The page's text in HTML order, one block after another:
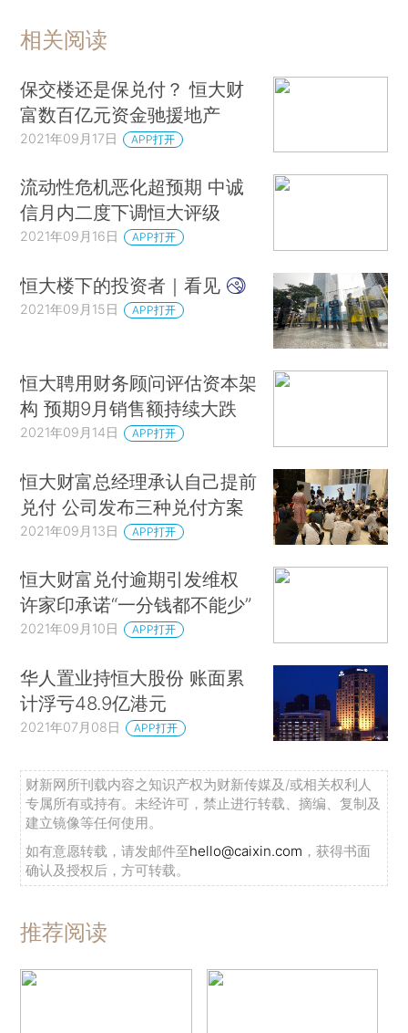
相关阅读
保交楼还是保兑付？ 恒大财
富数百亿元资金驰援地产
2021年09月17日 APP打开
流动性危机恶化超预期 中诚
信月内二度下调恒大评级
2021年09月16日 APP打开
恒大楼下的投资者｜看见
2021年09月15日 APP打开
恒大聘用财务顾问评估资本架
构 预期9月销售额持续大跌
2021年09月14日 APP打开
恒大财富总经理承认自己提前
兑付 公司发布三种兑付方案
2021年09月13日 APP打开
恒大财富兑付逾期引发维权
许家印承诺“一分钱都不能少”
2021年09月10日 APP打开
华人置业持恒大股份 账面累
计浮亏48.9亿港元
2021年07月08日 APP打开
财新网所刊载内容之知识产权为财新传媒及/或相关权利人
专属所有或持有。未经许可，禁止进行转载、摘编、复制及
建立镜像等任何使用。
如有意愿转载，请发邮件至hello@caixin.com ，获得书面
确认及授权后，方可转载。
推荐阅读